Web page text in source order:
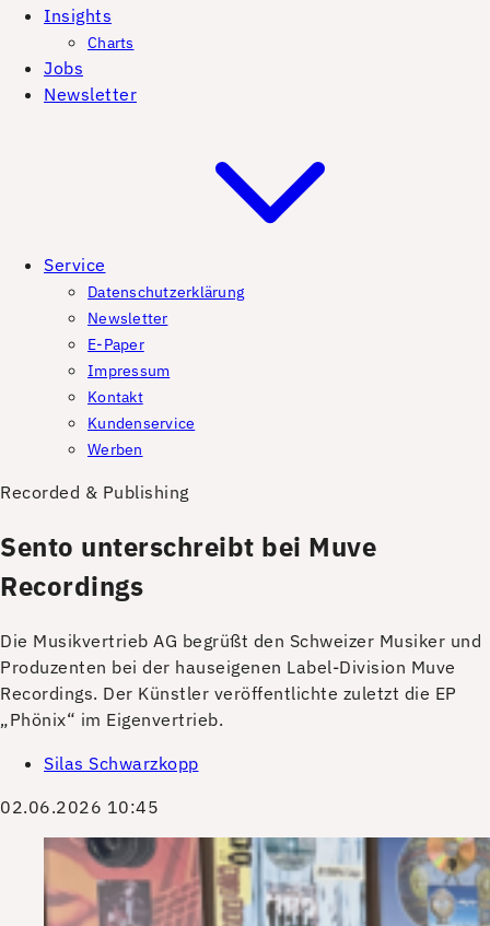
Insights
Charts
Jobs
Newsletter
Service
Datenschutzerklärung
Newsletter
E-Paper
Impressum
Kontakt
Kundenservice
Werben
Recorded & Publishing
Sento unterschreibt bei Muve
Recordings
Die Musikvertrieb AG begrüßt den Schweizer Musiker und
Produzenten bei der hauseigenen Label-Division Muve
Recordings. Der Künstler veröffentlichte zuletzt die EP
„Phönix“ im Eigenvertrieb.
Silas Schwarzkopp
02.06.2026 10:45